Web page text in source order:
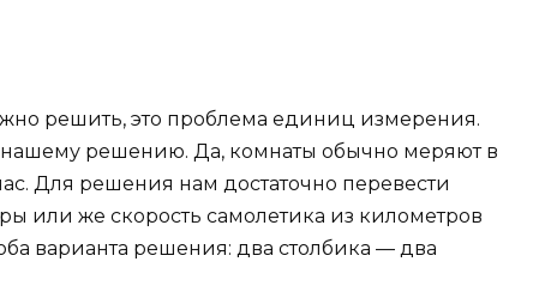
решить, это проблема единиц измерения.
решению. Да, комнаты обычно меряют в
Для решения нам достаточно перевести
или же скорость самолетика из километров
варианта решения: два столбика — два